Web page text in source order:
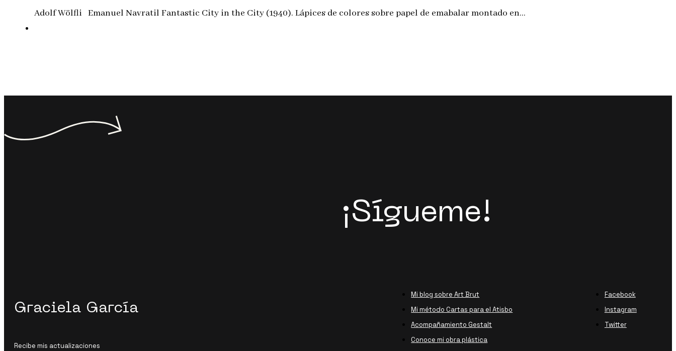
Adolf Wölfli Emanuel Navratil Fantastic City in the City (1940). Lápices de colores sobre papel de emabalar montado en…
¡Sígueme!
Graciela García
Recibe mis actualizaciones
Mi blog sobre Art Brut
Mi método Cartas para el Atisbo
Acompañamiento Gestalt
Conoce mi obra plástica
Facebook
Instagram
Twitter